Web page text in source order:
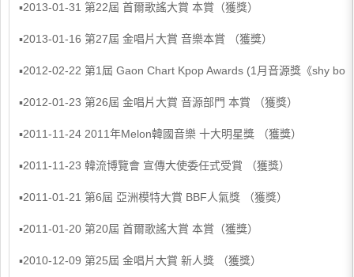
▪2013-01-31 第22屆 首爾歌謠大賞 本賞（獲獎）
▪2013-01-16 第27屆 金唱片大賞 音樂本賞 （獲獎）
▪2012-02-22 第1屆 Gaon Chart Kpop Awards (1月音源獎《shy
▪2012-01-23 第26屆 金唱片大賞 音源部門 本賞 （獲獎）
▪2011-11-24 2011年Melon韓國音樂 十大明星獎 （獲獎）
▪2011-11-23 韓流博覽會 宣傳大使委任式受賞 （獲獎）
▪2011-01-21 第6屆 亞洲模特大賞 BBF人氣獎 （獲獎）
▪2011-01-20 第20屆 首爾歌謠大賞 本賞（獲獎）
▪2010-12-09 第25屆 金唱片大賞 新人獎 （獲獎）